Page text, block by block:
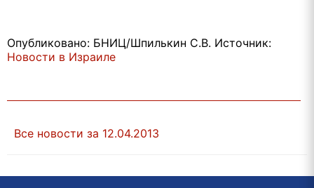
Опубликовано: БНИЦ/Шпилькин С.В. Источник:
Новости в Израиле
Все новости за 12.04.2013